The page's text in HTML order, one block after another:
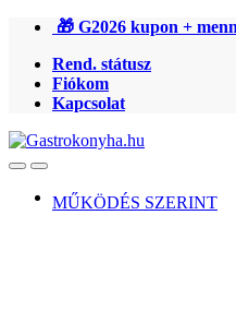
Ugrás
navigációhoz
Ugrás
tartalomra
🎁 G2026 kupon +
Rend. státusz
Fiókom
Kapcsolat
OpenClose
MŰKÖDÉS SZERINT